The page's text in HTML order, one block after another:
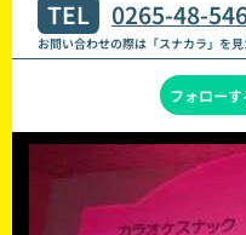
TEL 0265-48-
お問い合わせの際は「スナカラ」を
フォローす